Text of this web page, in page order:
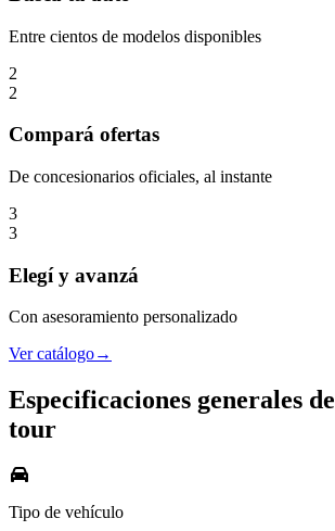
Entre cientos de modelos disponibles
2
2
Compará ofertas
De concesionarios oficiales, al instante
3
3
Elegí y avanzá
Con asesoramiento personalizado
Ver catálogo→
Especificaciones generales de
tour
Tipo de vehículo